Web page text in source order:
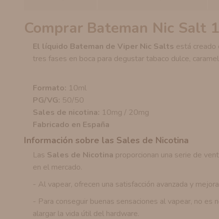
Comprar Bateman Nic Salt
El líquido Bateman de Viper Nic Salts está creado
tres fases en boca para degustar tabaco dulce,
Formato: 10ml
PG/VG: 50/50
Sales de nicotina: 10mg / 20mg
Fabricado en España
Información sobre las Sales de Nicotina
Las Sales de Nicotina proporcionan una serie de
en el mercado.
- Al vapear, ofrecen una satisfacción avanzada y
- Para conseguir buenas sensaciones al vapear, no
alargar la vida útil del hardware.